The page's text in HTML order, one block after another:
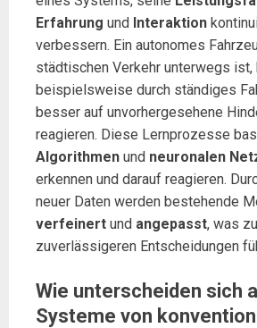
Erfahrung und Interaktion
verbessern. Ein autonomes
städtischen Verkehr unterwegs ist,
beispielsweise durch ständiges
besser auf unvorhergesehene
reagieren. Diese Lernprozesse
Algorithmen und neuronalen
erkennen und darauf reagieren.
neuer Daten werden bestehende
verfeinert und angepasst, was
zuverlässigeren Entscheidungen
Wie unterscheiden sich
Systeme von